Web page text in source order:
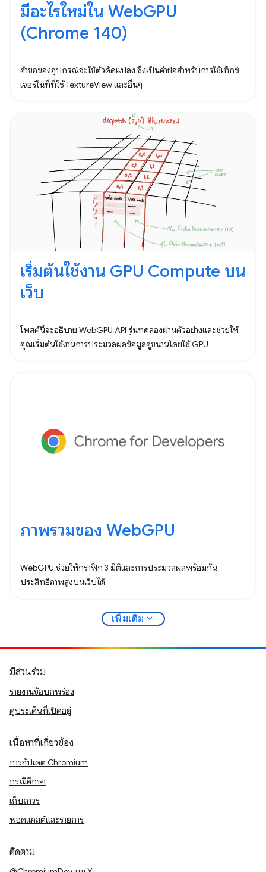
มีอะไรใหม่ใน WebGPU
(Chrome 140)
คำขอของอุปกรณ์จะใช้ตัวดัดแปลง ซึ่งเป็นคำย่อสำหรับการใช้เท็กซ์
เจอร์ในที่ที่ใช้ TextureView และอื่นๆ
เริ่มต้นใช้งาน GPU Compute บน
เว็บ
โพสต์นี้จะอธิบาย WebGPU API รุ่นทดลองผ่านตัวอย่างและช่วยให้
คุณเริ่มต้นใช้งานการประมวลผลข้อมูลคู่ขนานโดยใช้ GPU
ภาพรวมของ WebGPU
WebGPU ช่วยให้กราฟิก 3 มิติและการประมวลผลพร้อมกัน
ประสิทธิภาพสูงบนเว็บได้
เพิ่มเติม expand_more
มีส่วนร่วม
รายงานข้อบกพร่อง
ดูประเด็นที่เปิดอยู่
เนื้อหาที่เกี่ยวข้อง
การอัปเดต Chromium
กรณีศึกษา
เก็บถาวร
พอดแคสต์และรายการ
ติดตาม